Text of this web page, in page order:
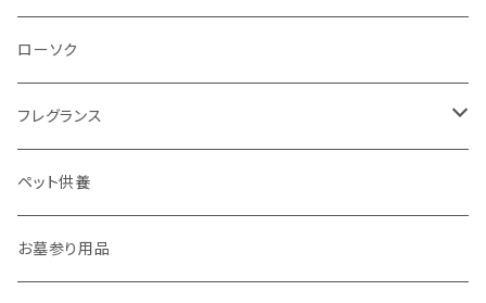
ローソク
フレグランス
ディフューザー
サシェ
ペット供養
お墓参り用品